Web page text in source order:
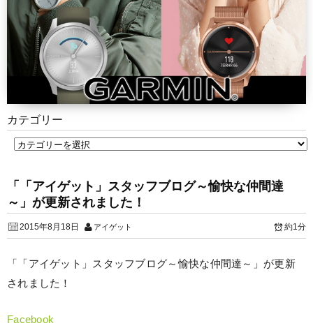
カテゴリー
「「アイゲット」スタッフブログ～愉快な仲間達
～」が更新されました！
2015年8月18日 アイゲット 約1分
「「アイゲット」スタッフブログ～愉快な仲間達～」が更新
されました！
Facebook